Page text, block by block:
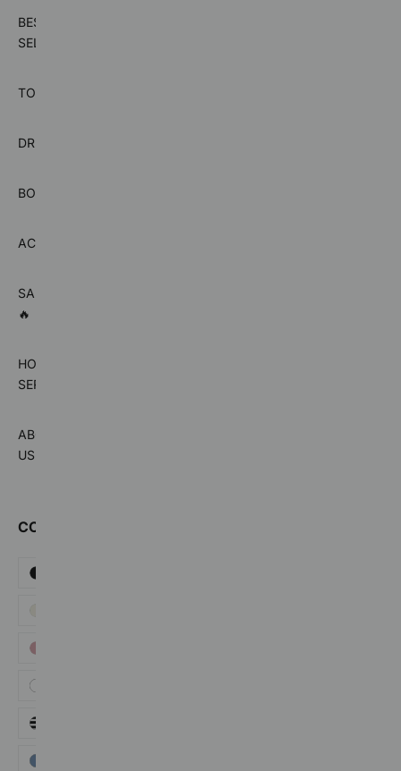
BEST
SELLER
TOPS
DRESSES
BOTTOMS
ACCESSORIES
SALE
🔥
HOT
SERIES
ABOUT
US
COLOR